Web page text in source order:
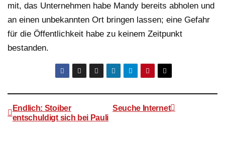
mit, das Unternehmen habe Mandy bereits abholen und
an einen unbekannten Ort bringen lassen; eine Gefahr
für die Öffentlichkeit habe zu keinem Zeitpunkt
bestanden.
Seuche Internet
Endlich: Stoiber
entschuldigt sich bei Pauli